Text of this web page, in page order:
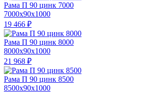
Рама П 90 цинк 7000
7000x90x1000
19 466 ₽
Рама П 90 цинк 8000
8000x90x1000
21 968 ₽
Рама П 90 цинк 8500
8500x90x1000